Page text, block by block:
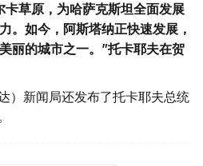
卡草原，为哈萨克斯坦全面发展
。如今，阿斯塔纳正快速发展，
丽的城市之一。”托卡耶夫在贺
）新闻局还发布了托卡耶夫总统